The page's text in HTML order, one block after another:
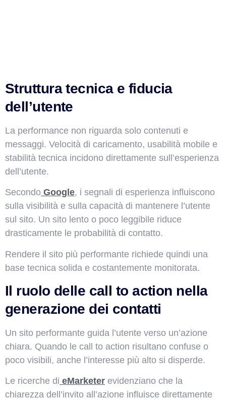
Struttura tecnica e fiducia
dell’utente
La performance non riguarda solo contenuti e
messaggi. Velocità di caricamento, usabilità mobile e
stabilità tecnica incidono direttamente sull’esperienza
dell’utente.
Secondo Google, i segnali di esperienza influiscono
sulla visibilità e sulla capacità di mantenere l’utente
sul sito. Un sito lento o poco leggibile riduce
drasticamente le probabilità di contatto.
Rendere il sito più performante richiede quindi una
base tecnica solida e costantemente monitorata.
Il ruolo delle call to action nella
generazione dei contatti
Un sito performante guida l’utente verso un’azione
chiara. Quando le call to action risultano confuse o
poco visibili, anche l’interesse più alto si disperde.
Le ricerche di eMarketer evidenziano che la
chiarezza dell’invito all’azione influisce direttamente